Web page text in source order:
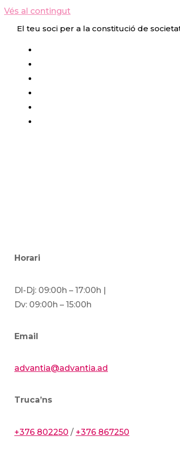
Vés al contingut
El teu soci per a la constitució de
Horari
Dl-Dj: 09:00h – 17:00h |
Dv: 09:00h – 15:00h
Email
advantia@advantia.ad
Truca’ns
+376 802250 / +376 867250